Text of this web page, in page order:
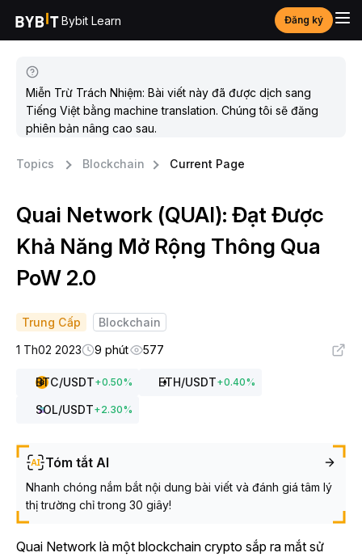
Bybit Learn Đăng ký
Miễn Trừ Trách Nhiệm: Bài viết này đã được dịch sang
Tiếng Việt bằng machine translation. Chúng tôi sẽ đăng
phiên bản nâng cao sau.
Topics Blockchain Current Page
Quai Network (QUAI): Đạt Được
Khả Năng Mở Rộng Thông Qua
PoW 2.0
Trung Cấp
Blockchain
1 Th02 2023
9 phút 577
BTC/USDT+0.50% ETH/USDT+0.40%
SOL/USDT+2.30%
Tóm tắt AI
Nhanh chóng nắm bắt nội dung bài viết và đánh giá tâm lý
thị trường chỉ trong 30 giây!
Quai Network là một blockchain crypto sắp ra mắt sử